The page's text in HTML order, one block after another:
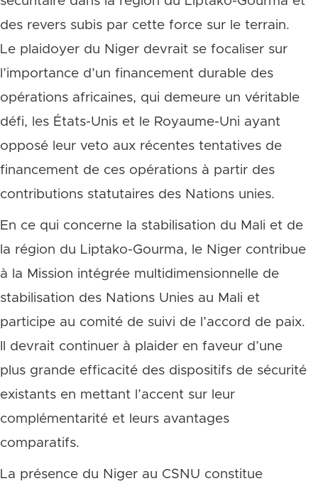
des revers subis par cette force sur le terrain.
Le plaidoyer du Niger devrait se focaliser sur
l’importance d’un financement durable des
opérations africaines, qui demeure un véritable
défi, les États-Unis et le Royaume-Uni ayant
opposé leur veto aux récentes tentatives de
financement de ces opérations à partir des
contributions statutaires des Nations unies.
En ce qui concerne la stabilisation du Mali et de
la région du Liptako-Gourma, le Niger contribue
à la Mission intégrée multidimensionnelle de
stabilisation des Nations Unies au Mali et
participe au comité de suivi de l’accord de paix.
Il devrait continuer à plaider en faveur d’une
plus grande efficacité des dispositifs de sécurité
existants en mettant l’accent sur leur
complémentarité et leurs avantages
comparatifs.
La présence du Niger au CSNU constitue